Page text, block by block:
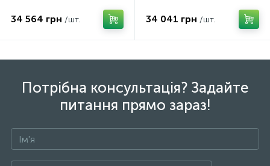
34 564 грн /шт. 34 041 грн /шт.
Потрібна консультація? Задайте
питання прямо зараз!